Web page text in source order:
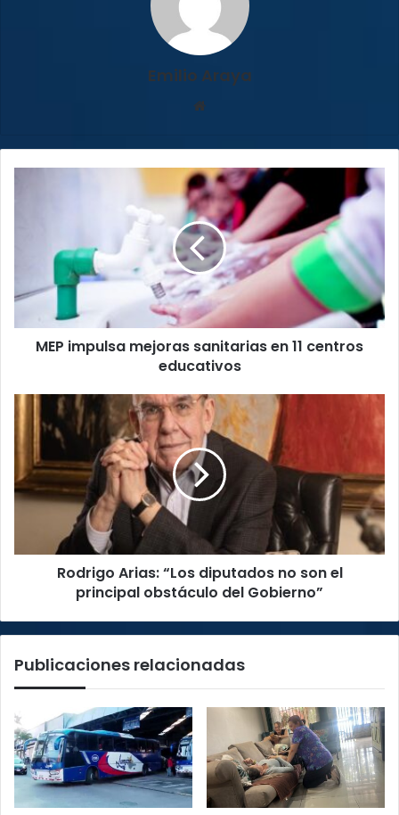
Emilio Araya
centros
educativos
MEP impulsa mejoras sanitarias en 11 centros
educativos
Rodrigo
Arias:
“Los
diputados
no
son
obstáculo
Rodrigo Arias: “Los diputados no son el
principal obstáculo del Gobierno”
Publicaciones relacionadas